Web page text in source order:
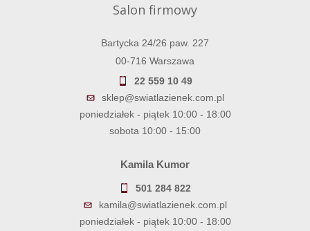
Salon firmowy
Bartycka 24/26 paw. 227
00-716 Warszawa
22 559 10 49
sklep@swiatlazienek.com.pl
poniedziałek - piątek 10:00 - 18:00
sobota 10:00 - 15:00
Kamila Kumor
501 284 822
kamila@swiatlazienek.com.pl
poniedziałek - piątek 10:00 - 18:00